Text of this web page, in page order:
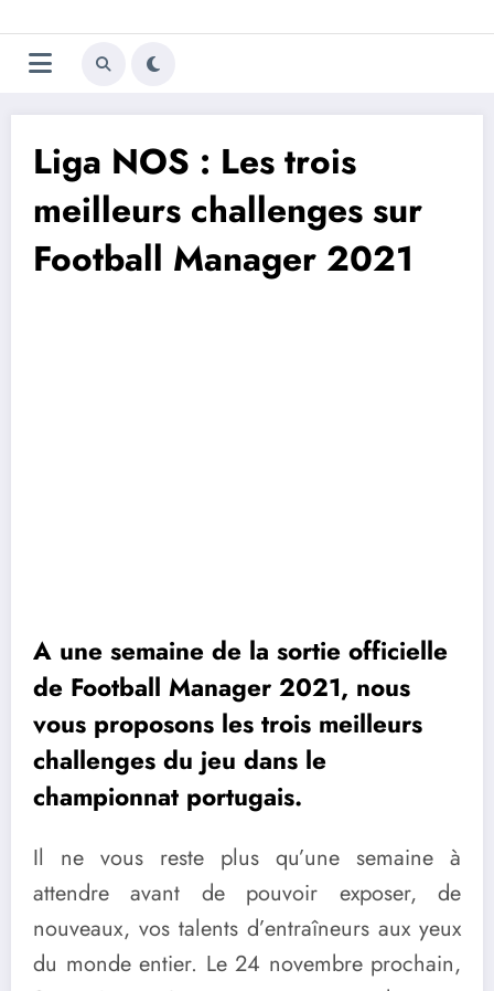
au
contenu
Trivela
L'actualité du football
Liga NOS : Les trois
meilleurs challenges sur
Football Manager 2021
A une semaine de la sortie officielle
de Football Manager 2021, nous
vous proposons les trois meilleurs
challenges du jeu dans le
championnat portugais.
Il ne vous reste plus qu’une semaine à
attendre avant de pouvoir exposer, de
nouveaux, vos talents d’entraîneurs aux yeux
du monde entier. Le 24 novembre prochain,